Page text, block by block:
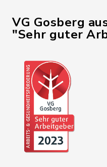
VG Gosberg
"Sehr guter